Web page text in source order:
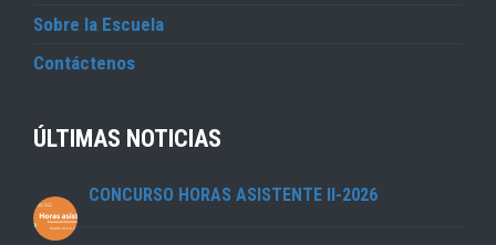
Sobre la Escuela
Contáctenos
ÚLTIMAS NOTICIAS
CONCURSO HORAS ASISTENTE II-2026